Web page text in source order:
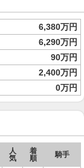
6,380万円
6,290万円
90万円
2,400万円
0万円
人
気
着
順
騎手